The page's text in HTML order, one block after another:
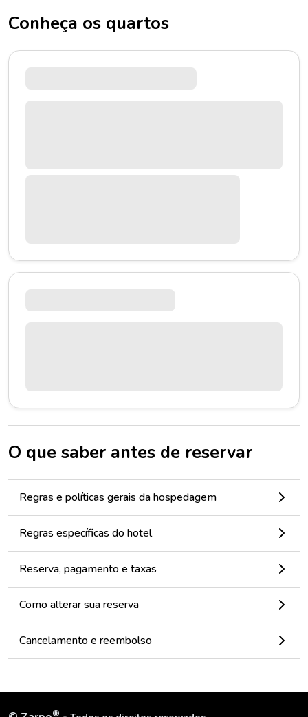
Conheça os quartos
O que saber antes de reservar
Regras e políticas gerais da hospedagem
Regras específicas do hotel
Reserva, pagamento e taxas
Como alterar sua reserva
Cancelamento e reembolso
®